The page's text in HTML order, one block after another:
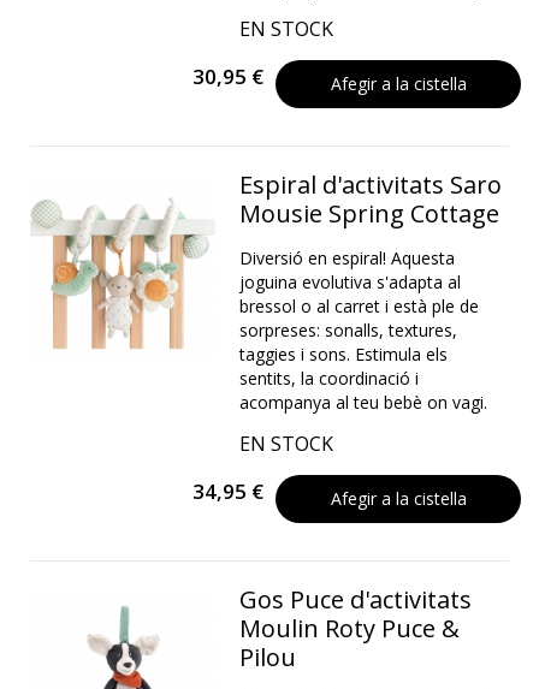
EN STOCK
30,95 € Afegir a la cistella
Espiral d'activitats Saro
Mousie Spring Cottage
Diversió en espiral! Aquesta
joguina evolutiva s'adapta al
bressol o al carret i està ple de
sorpreses: sonalls, textures,
taggies i sons. Estimula els
sentits, la coordinació i
acompanya al teu bebè on vagi.
EN STOCK
34,95 € Afegir a la cistella
Gos Puce d'activitats
Moulin Roty Puce &
Pilou